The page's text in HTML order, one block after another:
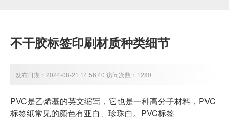
不干胶标签印刷材质种类细节
发布日期：2024-08-21 14:56:40 访问次数：1280
PVC是乙烯基的英文缩写，它也是一种高分子材料，PVC
标签纸常见的颜色有亚白、珍珠白。PVC标签